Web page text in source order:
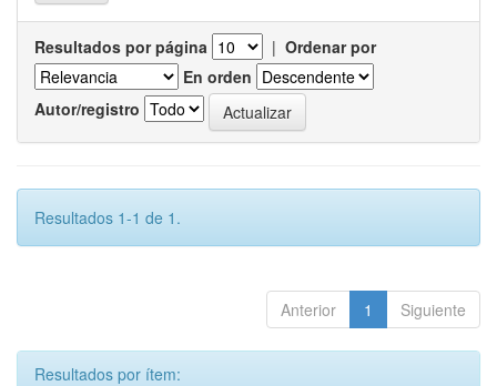
Resultados por página | Ordenar por
En orden
Autor/registro
Resultados 1-1 de 1.
Anterior 1 Siguiente
Resultados por ítem: